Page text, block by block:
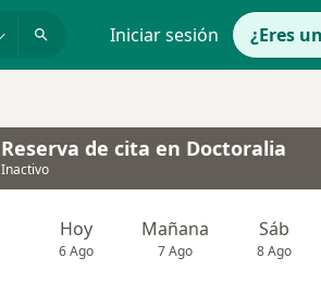
Iniciar sesión ¿Eres
Reserva de cita en Doctoralia
Inactivo
Hoy
6 Ago
Mañana
7 Ago
Sáb
8 Ago